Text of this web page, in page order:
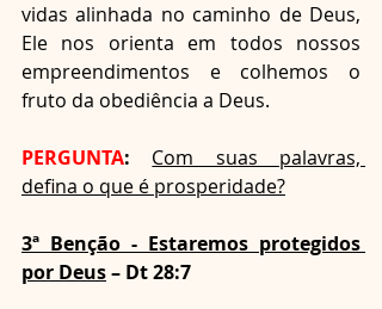
vidas alinhada no caminho de Deus,
Ele nos orienta em todos nossos
empreendimentos e colhemos o
fruto da obediência a Deus.
PERGUNTA:
Com suas palavras,
defina o que é prosperidade?
3ª Benção - Estaremos protegidos
por Deus – Dt 28:7